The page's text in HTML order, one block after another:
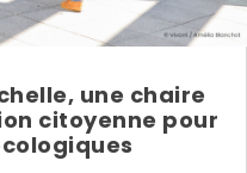
une chaire
citoyenne pour